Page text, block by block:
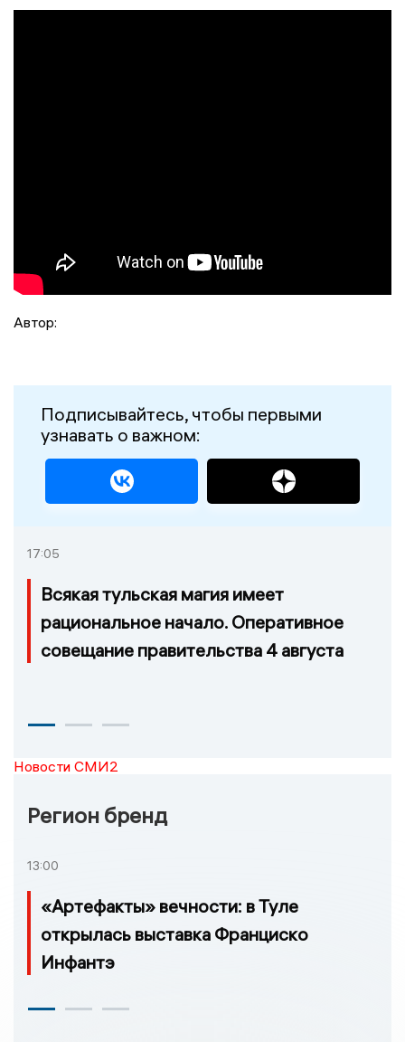
Автор:
Подписывайтесь, чтобы первыми
узнавать о важном:
17:05
Всякая тульская магия имеет
рациональное начало. Оперативное
совещание правительства 4 августа
Новости СМИ2
Регион бренд
13:00
«Артефакты» вечности: в Туле
открылась выставка Франциско
Инфантэ